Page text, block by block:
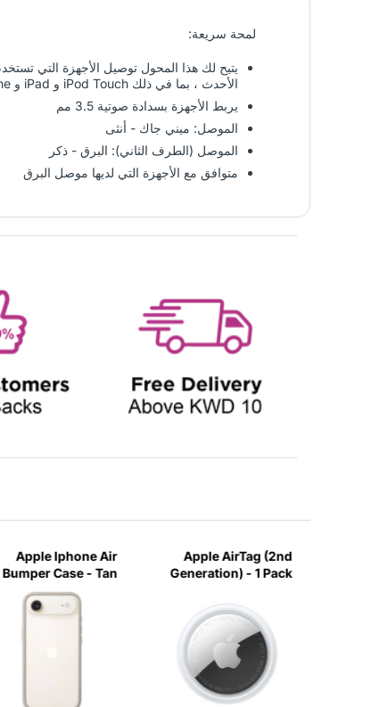
لمحة سريعة:
الأحدث ، بما في ذلك iPod Touch و iPad و iPhone.
يربط الأجهزة بسدادة صوتية 3.5 مم
الموصل: ميني جاك - أنثى
الموصل (الطرف الثاني): البرق - ذكر
متوافق مع الأجهزة التي لديها موصل البرق
Apple AirTag (2nd
Generation) - 1 Pack
Apple Iphone Air
Bumper Case - Tan